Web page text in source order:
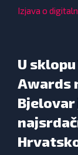
Izjava o
U
Awards